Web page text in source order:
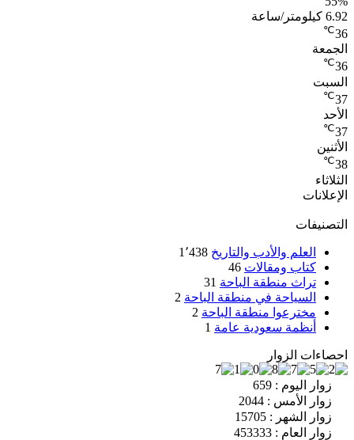
6.92 كيلومتر/ساعة
36
℃
الجمعة
36
℃
السبت
37
℃
الأحد
37
℃
الأثنين
38
℃
الثلاثاء
الإعلانات
التصنيفات
العلم والأدب والتاريخ 1٬438
كتاب ومقالات 46
تراث منطقة الباحة 31
السياحة في منطقة الباحة 2
مخترعوا منطقة الباحة 2
أنظمة سعودية عامة 1
احصاءات الزوار
زوار اليوم : 659
زوار الأمس : 2044
زوار الشهر : 15705
زوار العام : 453333